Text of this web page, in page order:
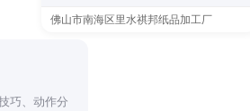
佛山市南海区里水祺邦纸品加工厂
巧、动作分